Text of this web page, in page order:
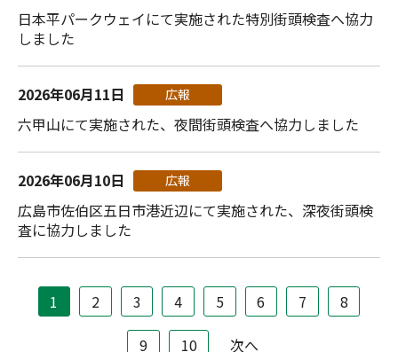
日本平パークウェイにて実施された特別街頭検査へ協力
しました
2026年06月11日 広報
六甲山にて実施された、夜間街頭検査へ協力しました
2026年06月10日 広報
広島市佐伯区五日市港近辺にて実施された、深夜街頭検
査に協力しました
1 2 3 4 5 6 7 8
9 10 次へ